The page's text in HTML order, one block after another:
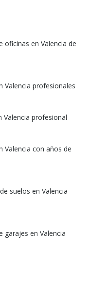
oficinas en Valencia de
Valencia profesionales
Valencia profesional
Valencia con años de
suelos en Valencia
garajes en Valencia